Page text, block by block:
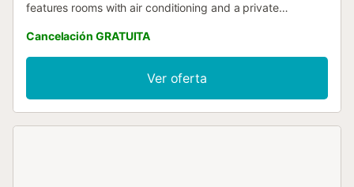
features rooms with air conditioning and a private
Cancelación GRATUITA
Ver oferta